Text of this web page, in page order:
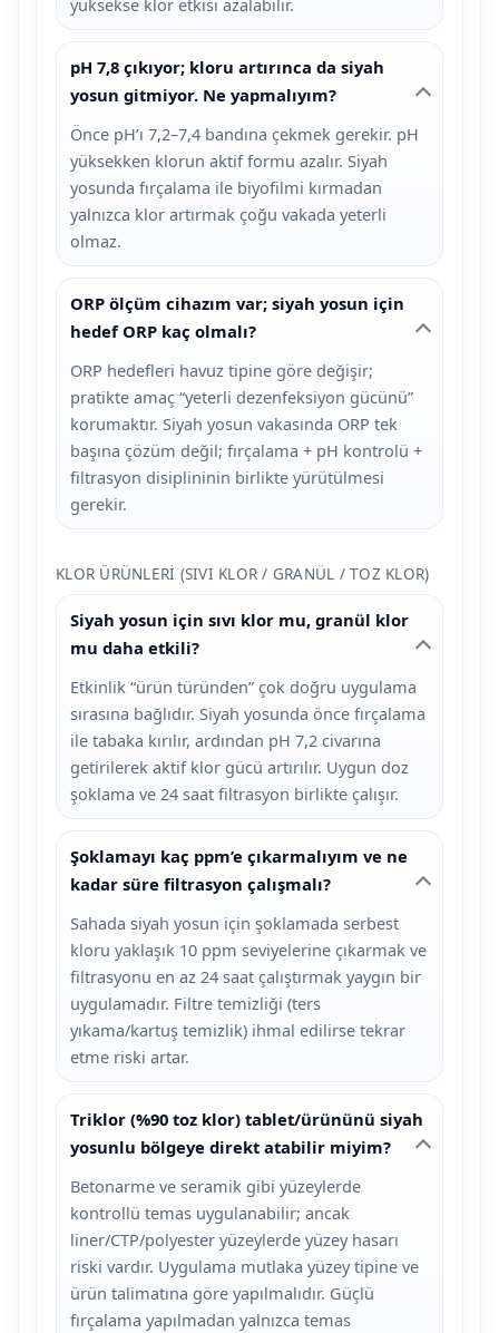
pH 7,8 çıkıyor; kloru artırınca da siyah
yosun gitmiyor. Ne yapmalıyım?
Önce pH’ı 7,2–7,4 bandına çekmek gerekir. pH
yüksekken klorun aktif formu azalır. Siyah
yosunda fırçalama ile biyofilmi kırmadan
yalnızca klor artırmak çoğu vakada yeterli
olmaz.
ORP ölçüm cihazım var; siyah yosun için
hedef ORP kaç olmalı?
ORP hedefleri havuz tipine göre değişir;
pratikte amaç “yeterli dezenfeksiyon gücünü”
korumaktır. Siyah yosun vakasında ORP tek
başına çözüm değil; fırçalama + pH kontrolü +
filtrasyon disiplininin birlikte yürütülmesi
gerekir.
KLOR ÜRÜNLERI (SIVI KLOR / GRANÜL / TOZ KLOR)
Siyah yosun için sıvı klor mu, granül klor
mu daha etkili?
Etkinlik “ürün türünden” çok doğru uygulama
sırasına bağlıdır. Siyah yosunda önce fırçalama
ile tabaka kırılır, ardından pH 7,2 civarına
getirilerek aktif klor gücü artırılır. Uygun doz
şoklama ve 24 saat filtrasyon birlikte çalışır.
Şoklamayı kaç ppm’e çıkarmalıyım ve ne
kadar süre filtrasyon çalışmalı?
Sahada siyah yosun için şoklamada serbest
kloru yaklaşık 10 ppm seviyelerine çıkarmak ve
filtrasyonu en az 24 saat çalıştırmak yaygın bir
uygulamadır. Filtre temizliği (ters
yıkama/kartuş temizlik) ihmal edilirse tekrar
etme riski artar.
Triklor (%90 toz klor) tablet/ürününü siyah
yosunlu bölgeye direkt atabilir miyim?
Betonarme ve seramik gibi yüzeylerde
kontrollü temas uygulanabilir; ancak
liner/CTP/polyester yüzeylerde yüzey hasarı
riski vardır. Uygulama mutlaka yüzey tipine ve
ürün talimatına göre yapılmalıdır. Güçlü
fırçalama yapılmadan yalnızca temas